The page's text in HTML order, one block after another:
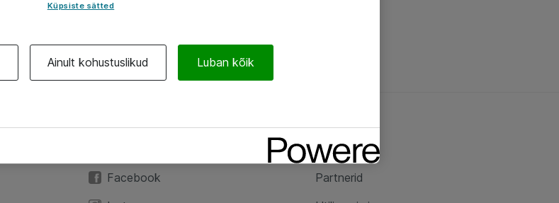
Facebook
Ateast
Partnerid
Küpsiste sätted
Ainult kohustuslikud Luban kõik